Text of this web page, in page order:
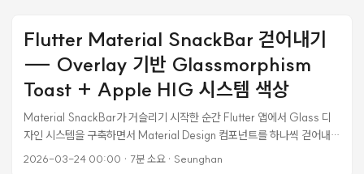
Flutter Material SnackBar 걷어내기
--- Overlay 기반 Glassmorphism
Toast + Apple HIG 시스템 색상
Material SnackBar가 거슬리기 시작한 순간 Flutter 앱에서 Glass 디
자인 시스템을 구축하면서 Material Design 컴포넌트를 하나씩 걷어내고
있었다. AlertDialog는 GlassDialog로, Card는 GlassCard로,
2026-03-24 00:00 · 7분 소요· Seunghan